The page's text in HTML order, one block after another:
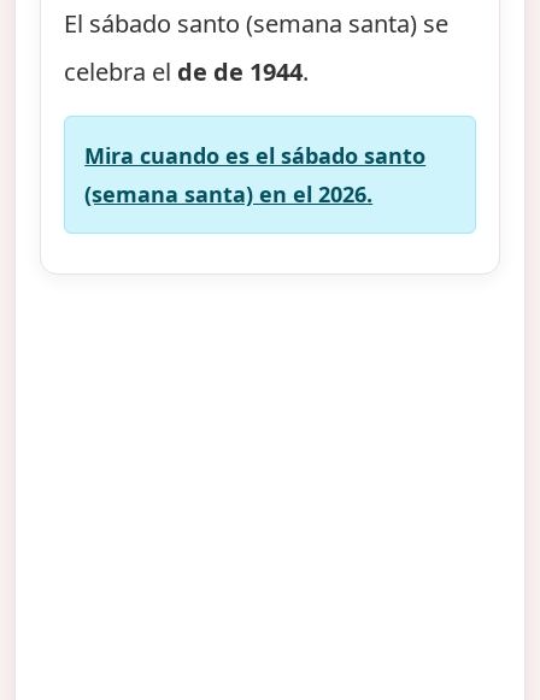
El sábado santo (semana santa) se
celebra el de de 1944.
Mira cuando es el sábado santo
(semana santa) en el 2026.